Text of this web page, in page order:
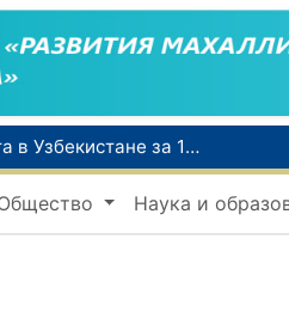
Число пользователей мобильного интернета в Узбекистане за 10 лет выросло в 4,3 раза
При содействии Генконсульства Узбекистана соотечественница, перенесшая инсульт в Алматы, вернулась на родину
В Ташкенте состоялось заседание Исполнительного комитета Федерации тяжелой атлетики Азии
Наука и